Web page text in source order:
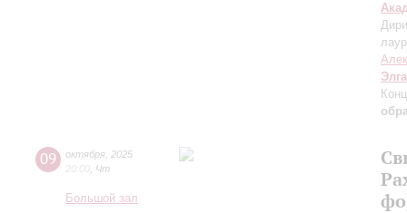
09 октября 2025
20:00 Чт
Большой зал